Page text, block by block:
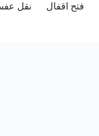
فتح اقفال نقل